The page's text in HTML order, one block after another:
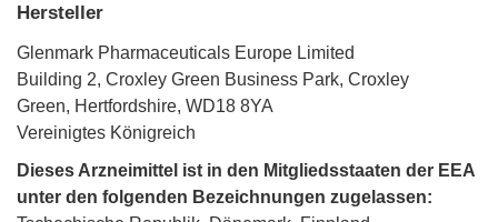
Hersteller
Glenmark Pharmaceuticals Europe Limited
Building 2, Croxley Green Business Park, Croxley
Green, Hertfordshire, WD18 8YA
Vereinigtes Königreich
Dieses Arzneimittel ist in den Mitgliedsstaaten der EEA
unter den folgenden Bezeichnungen zugelassen: